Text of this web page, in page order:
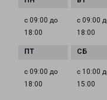
с 09:00 до
18:00
с 09:00
18:00
с 09:00 до
18:00
с 10:00
15:00